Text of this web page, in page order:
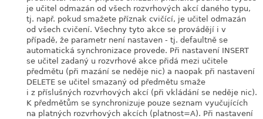
je učitel odmazán od všech rozvrhových akcí daného typu,
tj. např. pokud smažete příznak cvičící, je učitel odmazán
od všech cvičení. Všechny tyto akce se provádějí i v
případě, že parametr není nastaven - tj. defaultně se
automatická synchronizace provede. Při nastavení INSERT
se učitel zadaný u rozvrhové akce přidá mezi učitele
předmětu (při mazání se neděje nic) a naopak při nastavení
DELETE se učitel smazaný od předmětu smaže
i z příslušných rozvrhových akcí (při vkládání se neděje nic).
K předmětům se synchronizuje pouze seznam vyučujících
na platných rozvrhových akcích (platnost=A). Při nastavení